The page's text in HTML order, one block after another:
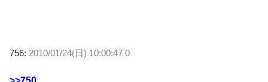
756: 2010/01/24(日) 10:00:47 0